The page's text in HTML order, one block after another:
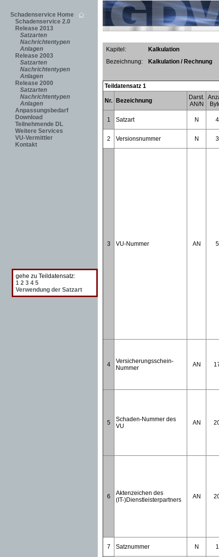
Schadenservice Home
Schadenservice 2.0
Release 2013
Satzarten
Nachrichtentypen
Anlagen
Release 2003
Satzarten
Nachrichtentypen
Anlagen
Release 2000
Satzarten
Nachrichtentypen
Anlagen
Anpassungsbedarf
Download
Teilnehmende DL
Weitere Services
VU-Vermittler
Kontakt
Kapitel:
Kalkulation
Bezeichnung:
Kalkulation / Rechnung
Teildatensatz 1
gehe zu Teildatensatz:
1 2 3 4 5
Verwendung der Satzart
Nr. Bezeichnung
Darst.
AN/N
1 Satzart N 4
2 Versionsnummer N 3
3 VU-Nummer AN 5
4
Versicherungsschein-
Nummer
AN
5
Schaden-Nummer des
VU
AN
6
Aktenzeichen des
(IT-)Dienstleisterpartners
AN
7 Satznummer N 1